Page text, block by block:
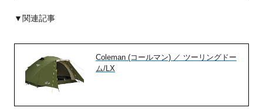
▼関連記事
Coleman (コールマン) ／ ツーリングドー
ム/LX